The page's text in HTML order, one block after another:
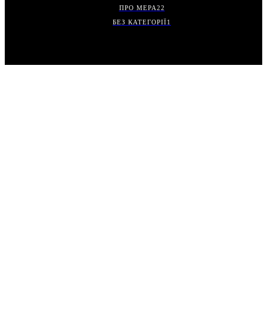
ПРО МЕРА22
БЕЗ КАТЕГОРІЇ1